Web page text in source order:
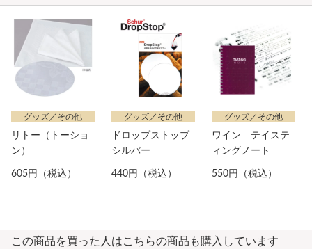
グッズ／その他
リトー（トーショ
ン）
605円（税込）
グッズ／その他
ドロップストップ
シルバー
440円（税込）
グッズ／その他
ワイン テイステ
ィングノート
550円（税込）
この商品を買った人はこちらの商品も購入しています